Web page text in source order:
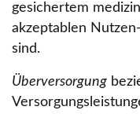
gesichertem
akzeptablen
sind.
Überversorgung